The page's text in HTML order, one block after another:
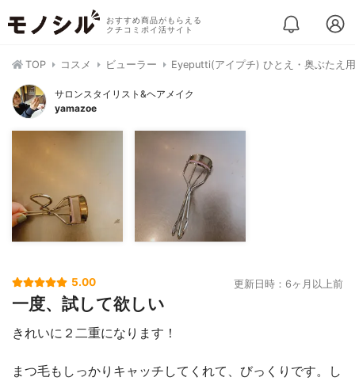
おすすめ商品がもらえる
クチコミポイ活サイト
TOP コスメ ビューラー Eyeputti(アイプチ) ひとえ・奥ぶたえ
サロンスタイリスト&ヘアメイク
yamazoe
5.00 更新日時：6ヶ月以上前
一度、試して欲しい
きれいに２二重になります！
まつ毛もしっかりキャッチしてくれて、びっくりです。し